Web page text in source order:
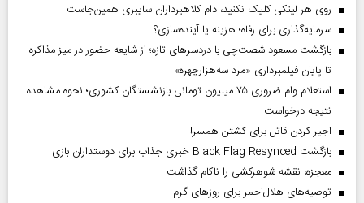
روی هر لینکی کلیک نکنید، دام کلاهبرداران سایبری همین‌جاست
سرمایه‌گذاری برای رفاه؛ هزینه یا آینده‌سازی؟
بازگشت مسعود شصت‌چی با دردسر‌های تازه؛ از شایعه حضور در میز مذاکره
تا پایان فیلمبرداری «مرد سه‌هزارچهره»
استعلام وام ضروری ۷۵ میلیون تومانی بازنشستگان کشوری؛ نحوه مشاهده
نتیجه درخواست
اجیر کردن قاتل برای کشتن همسر!
بازگشت Black Flag Resynced خبری جذاب برای دوستداران بازی
معجزه، نقشه شوهرکشی را ناکام گذاشت
توصیه‌های هلال‌احمر برای روز‌های گرم